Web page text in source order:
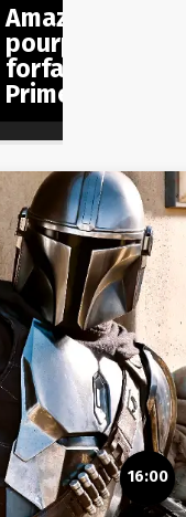
Amazon est
pourparlers
forfait mobile
Prime
16:00